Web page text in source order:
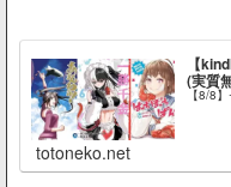
【
(実質
【8/8
totoneko.net